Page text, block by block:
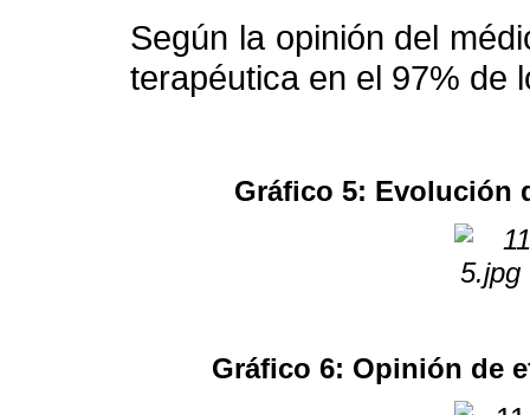
Según la opinión del
terapéutica en el 97% de
Gráfico 5: Evolución
Gráfico 6: Opinión de